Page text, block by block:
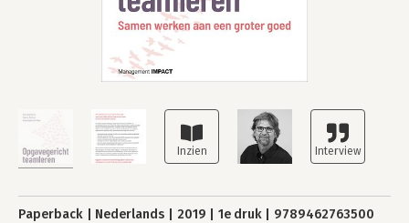
Paperback Nederlands 2019 1e druk 9789462763500